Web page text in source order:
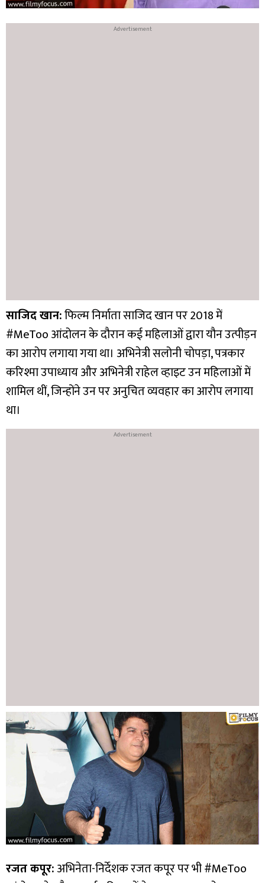
साजिद खान:फिल्म निर्माता साजिद खान पर 2018 में
#MeToo आंदोलन के दौरान कई महिलाओं द्वारा यौन उत्पीड़न
का आरोप लगाया गया था। अभिनेत्री सलोनी चोपड़ा, पत्रकार
करिश्मा उपाध्याय और अभिनेत्री राहेल व्हाइट उन महिलाओं में
शामिल थीं, जिन्होंने उन पर अनुचित व्यवहार का आरोप लगाया
था।
रजत कपूर:अभिनेता-निर्देशक रजत कपूर पर भी #MeToo